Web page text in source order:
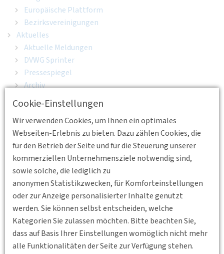
Cookie-Einstellungen
Wir verwenden Cookies, um Ihnen ein optimales
Webseiten-Erlebnis zu bieten. Dazu zählen Cookies, die
für den Betrieb der Seite und für die Steuerung unserer
kommerziellen Unternehmensziele notwendig sind,
sowie solche, die lediglich zu
anonymen Statistikzwecken, für Komforteinstellungen
oder zur Anzeige personalisierter Inhalte genutzt
werden. Sie können selbst entscheiden, welche
Kategorien Sie zulassen möchten. Bitte beachten Sie,
dass auf Basis Ihrer Einstellungen womöglich nicht mehr
alle Funktionalitäten der Seite zur Verfügung stehen.
Europäische Plattform
Bezirksvereinigungen
Aktuelles
Aktuelle Meldungen
DVWG Sprinter
Pressespiegel
Archiv
Events
Veranstaltungskalender
Bezirksvereinigungen | Junges Forum
DACH-Tagung 2026
DACH-Tagung 2026 - EN
DVWG Forum
Seehäfen
Schienenverkehr
Luftverkehr
Ländliche Räume
Rückblick DVWG-Forum 2024
Deutscher Mobilitätskongress
Tag der Verkehrswissenschaft